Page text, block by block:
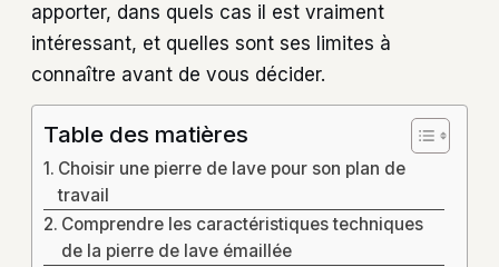
apporter, dans quels cas il est vraiment
intéressant, et quelles sont ses limites à
connaître avant de vous décider.
Table des matières
Choisir une pierre de lave pour son plan de
travail
Comprendre les caractéristiques techniques
de la pierre de lave émaillée